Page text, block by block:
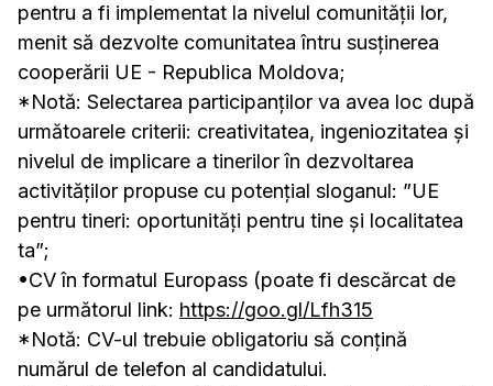
pentru a fi implementat la nivelul comunității lor,
menit să dezvolte comunitatea întru susținerea
cooperării UE - Republica Moldova;
*Notă: Selectarea participanților va avea loc după
următoarele criterii: creativitatea, ingeniozitatea și
nivelul de implicare a tinerilor în dezvoltarea
activităților propuse cu potențial sloganul: ”UE
pentru tineri: oportunități pentru tine și localitatea
ta”;
•CV în formatul Europass (poate fi descărcat de
pe următorul link: https://goo.gl/Lfh315
*Notă: CV-ul trebuie obligatoriu să conțină
numărul de telefon al candidatului.